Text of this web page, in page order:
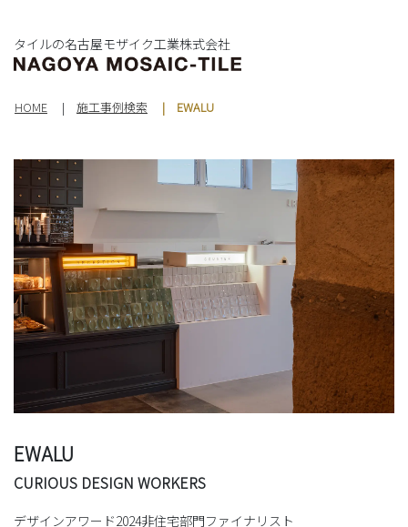
タイルの名古屋モザイク工業株式会社
HOME 施工事例検索 EWALU
EWALU
CURIOUS DESIGN WORKERS
デザインアワード2024非住宅部門ファイナリスト